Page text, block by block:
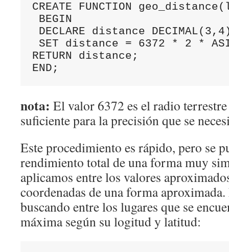
CREATE FUNCTION
BEGIN
DECLARE distance
SET distance = 6372 * 2 *
RETURN distance;
nota: El valor 6372 es el radio
suficiente para la precisión que se
Este procedimiento es rápido, pero se
rendimiento total de una forma muy
aplicamos entre los valores
coordenadas de una forma
buscando entre los lugares que se
máxima según su logitud y latitud: